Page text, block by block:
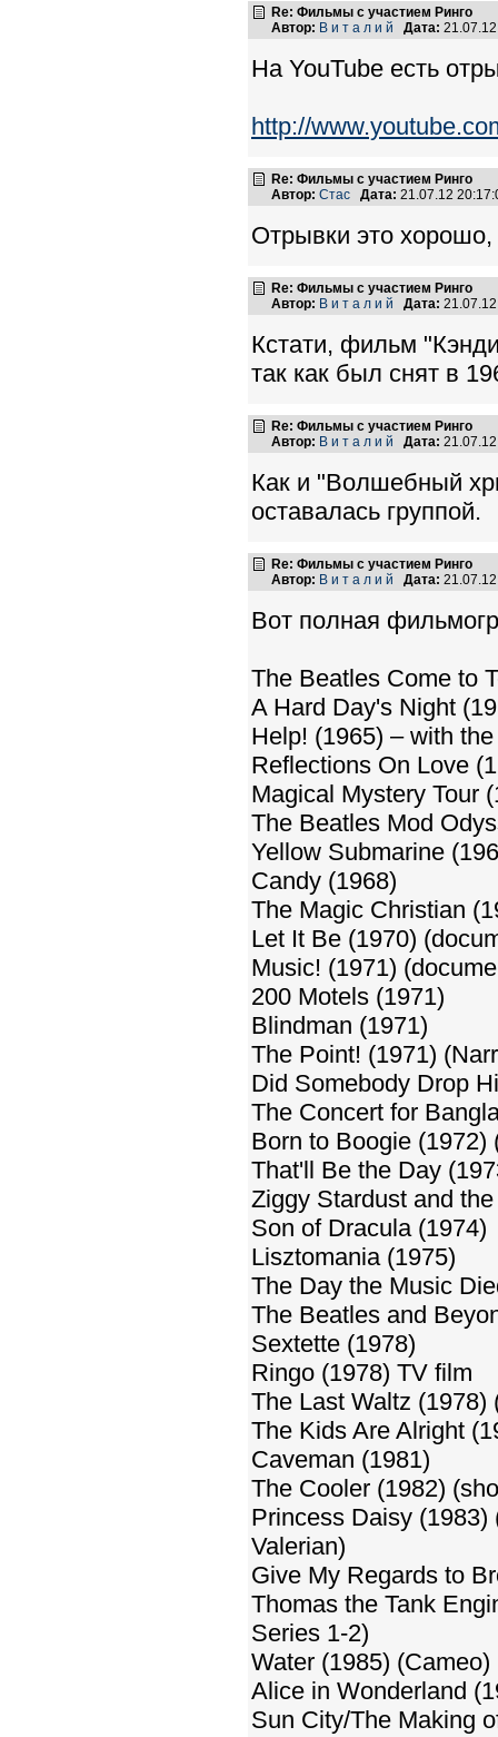
Re: Фильмы с участием Ринго
Автор: В и т а л и й Дата:
На YouTube есть
http://
Re: Фильмы с участием Ринго
Автор: Стас Дата: 21.07.12
Отрывки это
Re: Фильмы с участием Ринго
Автор: В и т а л и й Дата:
Кстати, фильм
так как был снят в
Re: Фильмы с участием Ринго
Автор: В и т а л и й Дата:
Как и "Волшебный
оставалась группой.
Re: Фильмы с участием Ринго
Автор: В и т а л и й Дата:
Вот полная
The Beatles Come to
A Hard Day's Night
Help! (1965) – with
Reflections On Love
Magical Mystery Tour
The Beatles Mod
Yellow Submarine
Candy (1968)
The Magic Christian
Let It Be (1970)
Music! (1971)
200 Motels (1971)
Blindman (1971)
The Point! (1971)
Did Somebody Drop
The Concert for
Born to Boogie (1972)
That'll Be the Day
Ziggy Stardust and
Son of Dracula (1974)
Lisztomania (1975)
The Day the Music
The Beatles and
Sextette (1978)
Ringo (1978) TV film
The Last Waltz (1978)
The Kids Are Alright
Caveman (1981)
The Cooler (1982)
Princess Daisy
Valerian)
Give My Regards to
Thomas the Tank
Series 1-2)
Water (1985) (Cameo)
Alice in Wonderland
Sun City/The Making